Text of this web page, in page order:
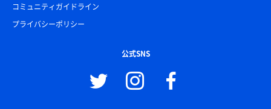
コミュニティガイドライン
プライバシーポリシー
公式SNS